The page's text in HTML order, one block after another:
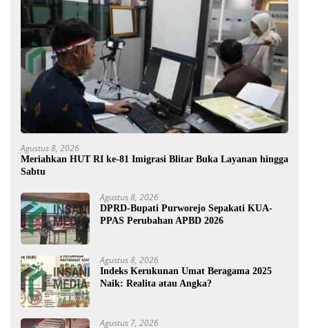
Agustus 8, 2026
Meriahkan HUT RI ke-81 Imigrasi Blitar Buka Layanan hingga
Sabtu
Agustus 8, 2026
DPRD-Bupati Purworejo Sepakati KUA-
PPAS Perubahan APBD 2026
Agustus 8, 2026
Indeks Kerukunan Umat Beragama 2025
Naik: Realita atau Angka?
Agustus 7, 2026